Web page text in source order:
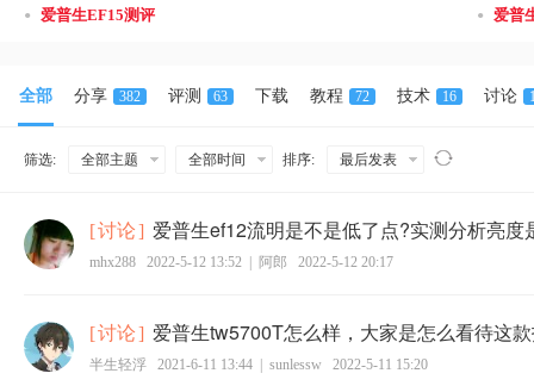
• 爱普生EF15测评 • 爱普
全部 分享 382 评测 63 下载 教程 72 技术 16 讨论
筛选: 全部主题 全部时间 排序: 最后发表
[讨论] 爱普生ef12流明是不是低了点?实测分析亮度
mhx288 2022-5-12 13:52 阿郎 2022-5-12 20:17
[讨论] 爱普生tw5700T怎么样，大家是怎么看待这
半生轻浮 2021-6-11 13:44 sunlessw 2022-5-11 15:20